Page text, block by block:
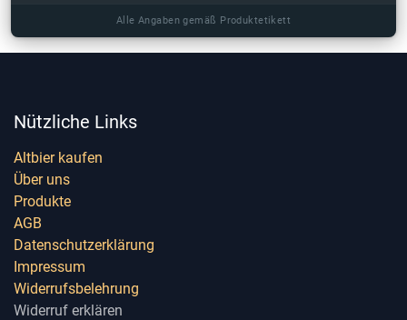
Alle Angaben gemäß Produktetikett
Nützliche Links
Altbier kaufen
Über uns
Produkte
AGB
Datenschutzerklärung
Impressum
Widerrufsbelehrung
Widerruf erklären